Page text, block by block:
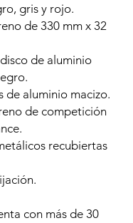
gris y rojo.
de 330 mm x 32
de aluminio
aluminio macizo.
de competición
recubiertas
con más de 30